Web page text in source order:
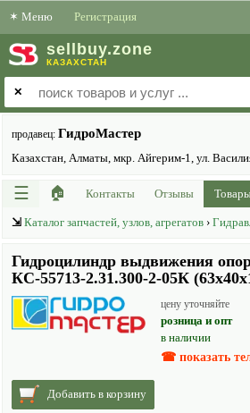
✶ Меню Регистрация
sell buy.zone
КАЗАХСТАН
✕
продавец: ГидроМастер
Казахстан, Алматы, мкр. Айгерим-1, ул.
☰ 🏠 Контакты Отзывы
⇲ Каталог запчастей, узлов, агрегатов ›
Гидроцилиндр выдвижения
КС-55713-2.31.300-2-05К
цену уточняйте
розница и опт
в наличии
☎ показать
Добавить в корзину